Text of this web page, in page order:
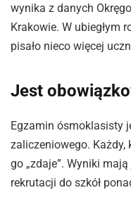
wynika z danych
Krakowie. W ubiegłym
pisało nieco więcej
Jest
Egzamin ósmoklasisty
zaliczeniowego.
go „zdaje”. Wyniki
rekrutacji do szkół